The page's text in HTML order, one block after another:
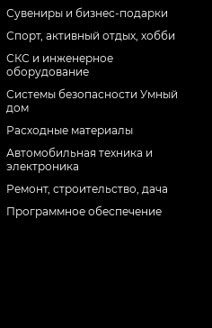
Сувениры и бизнес-подарки
Спорт, активный отдых, хобби
СКС и инженерное
оборудование
Системы безопасности Умный
дом
Расходные материалы
Автомобильная техника и
электроника
Ремонт, строительство, дача
Программное обеспечение